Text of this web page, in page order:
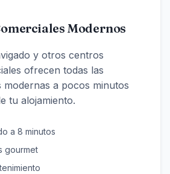
Modernos
y otros centros
ofrecen todas las
modernas a pocos minutos
tu alojamiento.
a 8 minutos
gourmet